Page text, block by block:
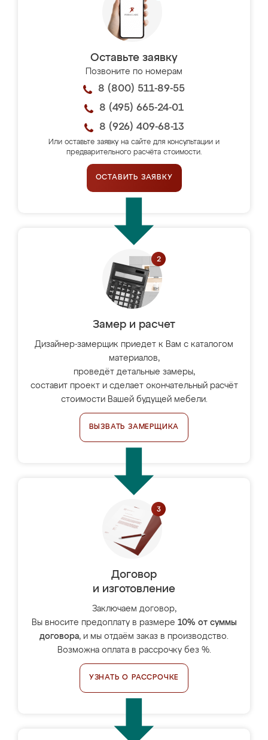
Оставьте заявку
Позвоните по номерам
8 (800) 511-89-55
8 (495) 665-24-01
8 (926) 409-68-13
Или оставьте заявку на сайте для консультации и
предварительного расчёта стоимости.
ОСТАВИТЬ ЗАЯВКУ
Замер и расчет
Дизайнер-замерщик приедет к Вам с каталогом
материалов,
проведёт детальные замеры,
составит проект и сделает окончательный расчёт
стоимости Вашей будущей мебели.
ВЫЗВАТЬ ЗАМЕРЩИКА
Договор
и изготовление
Заключаем договор,
Вы вносите предоплату в размере 10% от суммы
договора, и мы отдаём заказ в производство.
Возможна оплата в рассрочку без %.
УЗНАТЬ О РАССРОЧКЕ